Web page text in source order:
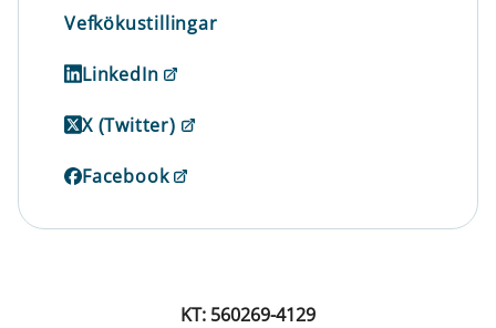
Vefkökustillingar
LinkedIn
X (Twitter)
Facebook
KT: 560269-4129